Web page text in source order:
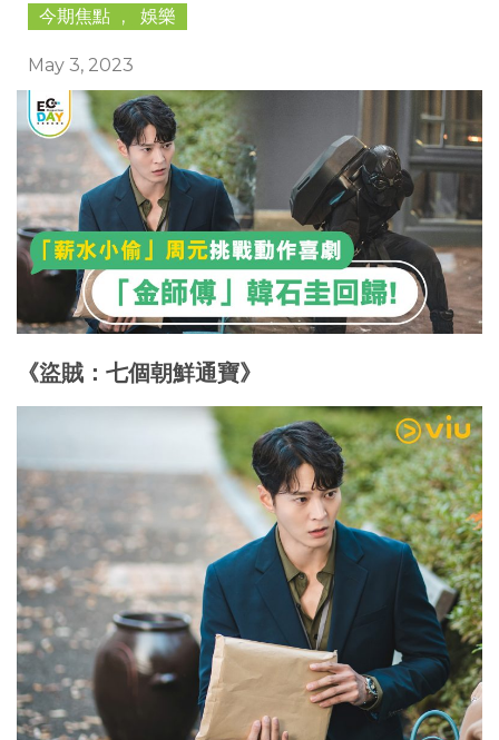
今期焦點 , 娛樂
May 3, 2023
《盜賊：七個朝鮮通寶》